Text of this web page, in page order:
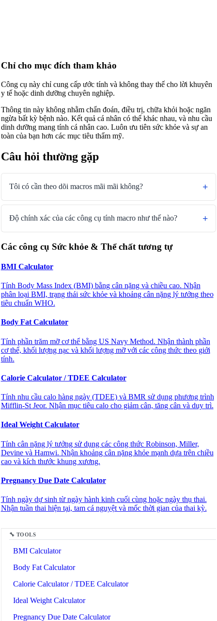
🔗Related Tools
🔧 TOOLS
BMI Calculator
Body Fat Calculator
Calorie Calculator / TDEE Calculator
Ideal Weight Calculator
Pregnancy Due Date Calculator
Chỉ cho mục đích tham khảo
Công cụ này chỉ cung cấp ước tính và không thay thế cho lời khuyên
y tế hoặc dinh dưỡng chuyên nghiệp.
Thông tin này không nhằm chẩn đoán, điều trị, chữa khỏi hoặc ngăn
ngừa bất kỳ bệnh nào. Kết quả cá nhân có thể khác nhau, và nhu cầu
dinh dưỡng mang tính cá nhân cao. Luôn ưu tiên sức khỏe và sự an
toàn của bạn hơn các mục tiêu thẩm mỹ.
Câu hỏi thường gặp
Tôi có cần theo dõi macros mãi mãi không?
Độ chính xác của các công cụ tính macro như thế nào?
Các công cụ Sức khỏe & Thể chất tương tự
BMI Calculator
Tính Body Mass Index (BMI) bằng cân nặng và chiều cao. Nhận
phân loại BMI, trạng thái sức khỏe và khoảng cân nặng lý tưởng theo
tiêu chuẩn WHO.
Body Fat Calculator
Tính phần trăm mỡ cơ thể bằng US Navy Method. Nhận thành phần
cơ thể, khối lượng nạc và khối lượng mỡ với các công thức theo giới
tính.
Calorie Calculator / TDEE Calculator
Tính nhu cầu calo hàng ngày (TDEE) và BMR sử dụng phương trình
Mifflin-St Jeor. Nhận mục tiêu calo cho giảm cân, tăng cân và duy trì.
Ideal Weight Calculator
Tính cân nặng lý tưởng sử dụng các công thức Robinson, Miller,
Devine và Hamwi. Nhận khoảng cân nặng khỏe mạnh dựa trên chiều
cao và kích thước khung xương.
Pregnancy Due Date Calculator
Tính ngày dự sinh từ ngày hành kinh cuối cùng hoặc ngày thụ thai.
Nhận tuần thai hiện tại, tam cá nguyệt và mốc thời gian của thai kỳ.